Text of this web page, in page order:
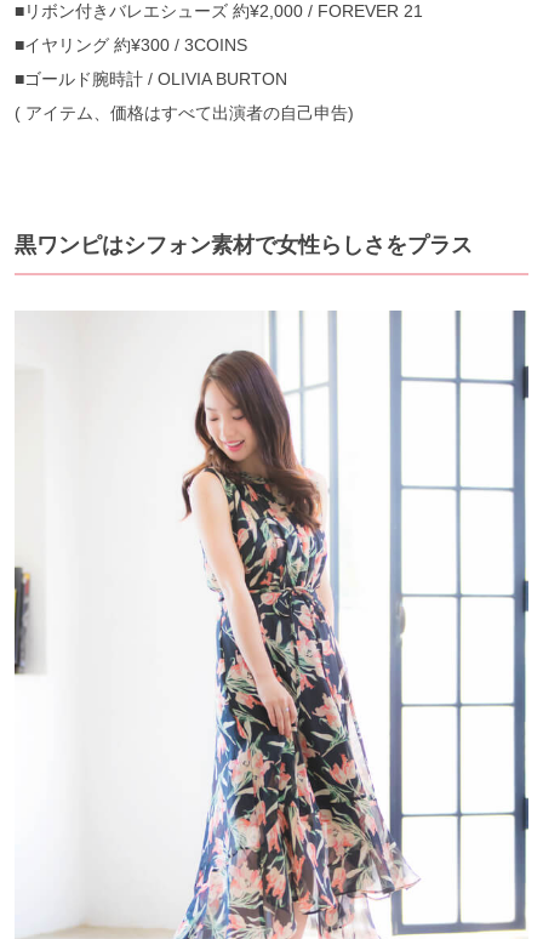
■リボン付きバレエシューズ 約¥2,000 / FOREVER 21
■イヤリング 約¥300 / 3COINS
■ゴールド腕時計 / OLIVIA BURTON
( アイテム、価格はすべて出演者の自己申告)
黒ワンピはシフォン素材で女性らしさをプラス